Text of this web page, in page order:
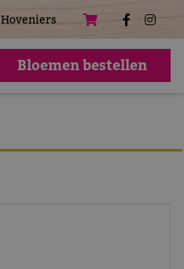
Bloemen bestellen
Hoveniers